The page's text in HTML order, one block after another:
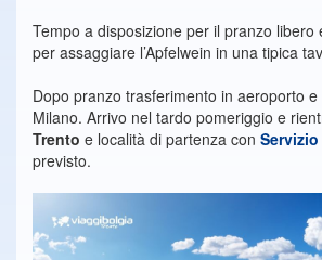
Tempo a disposizione per il pranzo libero
per assaggiare l’Apfelwein in una tipica
Dopo pranzo trasferimento in aeroporto
Milano. Arrivo nel tardo pomeriggio e
Trento e località di partenza con
previsto.